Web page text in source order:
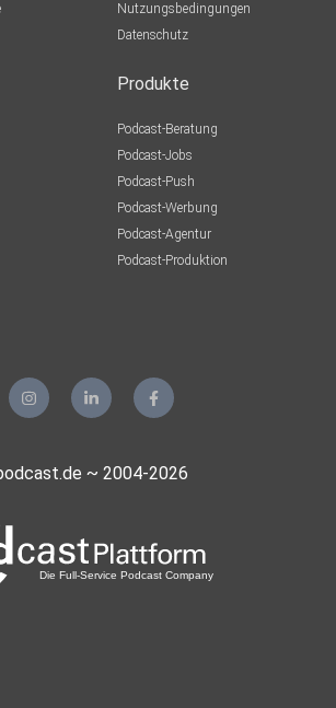
Nutzungsbedingungen
Datenschutz
Produkte
Podcast-Beratung
Podcast-Jobs
Podcast-Push
Podcast-Werbung
Podcast-Agentur
Podcast-Produktion
~ 2004-2026